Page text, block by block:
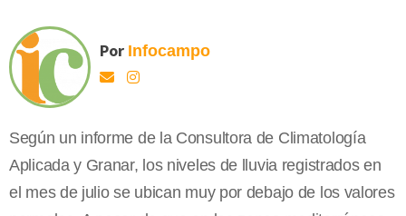
Por Infocampo
Según un informe de la Consultora de Climatología
Aplicada y Granar, los niveles de lluvia registrados en
el mes de julio se ubican muy por debajo de los valores